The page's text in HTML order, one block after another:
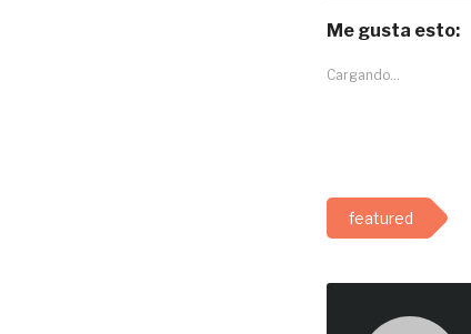
Me gusta esto:
Cargando...
featured